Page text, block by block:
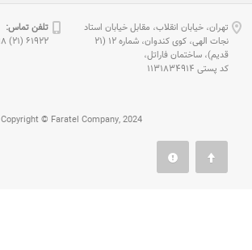
تلفن تماس:
61922 (21) 98+
تهران، خیابان انقلاب، مقابل خیابان استاد
نجات الهی، كوی كندوان، شماره 12 (21
قدیم)، ساختمان فاراتل،
كد پستی 1131834914
Copyright © Faratel Company, 2024